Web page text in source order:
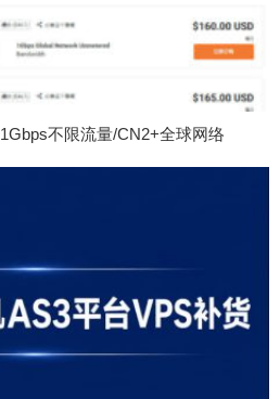
不限流量/CN2+全球网络